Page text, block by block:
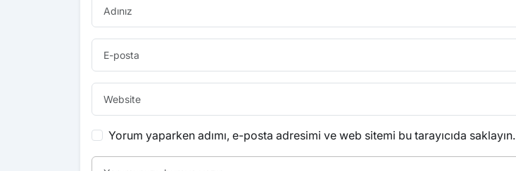
Yorum yaparken adımı, e-posta adresimi ve web sitemi bu tarayıcıda saklayın.